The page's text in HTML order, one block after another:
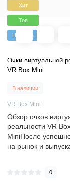
Хит
Топ
Новинка
Очки виртуальной
VR Box Mini
В наличии
VR Box Mini
Обзор очков
реальности VR Box
MiniПосле
на рынок и
0